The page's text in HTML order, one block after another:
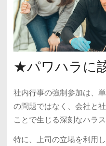
★パワハラに
社内行事の強制参加は、
の問題ではなく、会社と
ことで生じる深刻なハラ
特に、上司の立場を利用